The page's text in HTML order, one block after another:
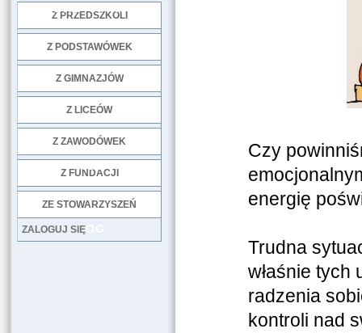
Z PRZEDSZKOLI
Z PODSTAWÓWEK
Z GIMNAZJÓW
Z LICEÓW
Z ZAWODÓWEK
Z FUNDACJI
ZE STOWARZYSZEŃ
LOG
ZALOGUJ SIĘ
Czy
energię
Trudna
właśnie tych
radzenia
kontroli nad